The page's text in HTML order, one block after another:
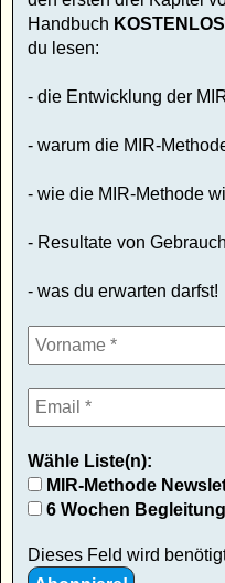
Handbuch KOSTENLOS
du lesen:
- die Entwicklung der
- warum die MIR-
- wie die MIR-Methode
- Resultate von
- was du erwarten darfst!
Wähle Liste(n):
MIR-Methode
6 Wochen
Dieses Feld wird